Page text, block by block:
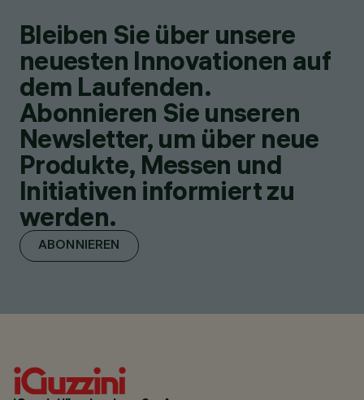
Bleiben Sie über unsere
neuesten Innovationen auf
dem Laufenden.
Abonnieren Sie unseren
Newsletter, um über neue
Produkte, Messen und
Initiativen informiert zu
werden.
ABONNIEREN